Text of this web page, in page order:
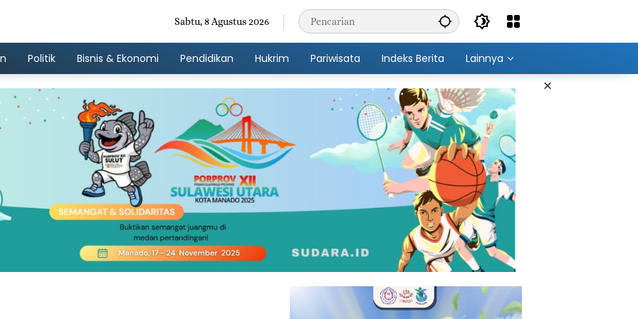
Sabtu, 8 Agustus 2026
Politik Bisnis & Ekonomi Pendidikan Hukrim Pariwisata Indeks Berita Lainnya
×